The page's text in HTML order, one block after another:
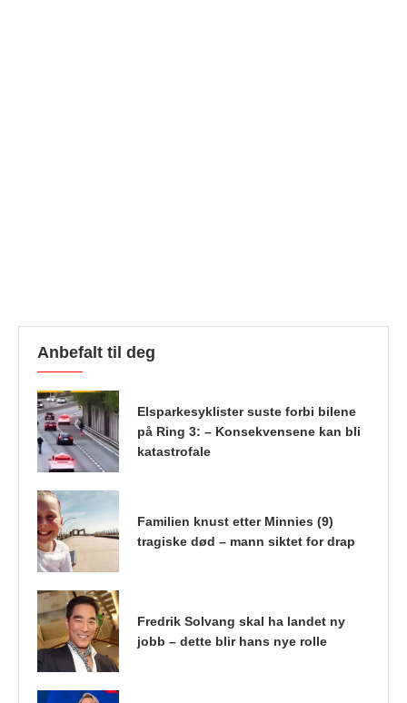
Anbefalt til deg
Elsparkesyklister suste forbi bilene
på Ring 3: – Konsekvensene kan bli
katastrofale
Familien knust etter Minnies (9)
tragiske død – mann siktet for drap
Fredrik Solvang skal ha landet ny
jobb – dette blir hans nye rolle